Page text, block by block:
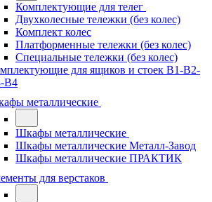
Комплектующие для телег
Двухколесные тележки (без колес)
Комплект колес
Платформенные тележки (без колес)
Специальные тележки (без колес)
для ящиков и стоек В1-В2-
В4
металлические
Шкафы металлические
Шкафы металлические Металл-Завод
Шкафы металлические ПРАКТИК
для верстаков